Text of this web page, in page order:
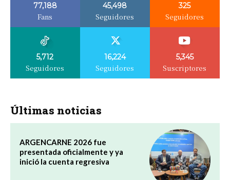
77,188
Fans
45,498
Seguidores
325
Seguidores
5,712
Seguidores
16,224
Seguidores
5,345
Suscriptores
Últimas noticias
ARGENCARNE 2026 fue
presentada oficialmente y ya
inició la cuenta regresiva